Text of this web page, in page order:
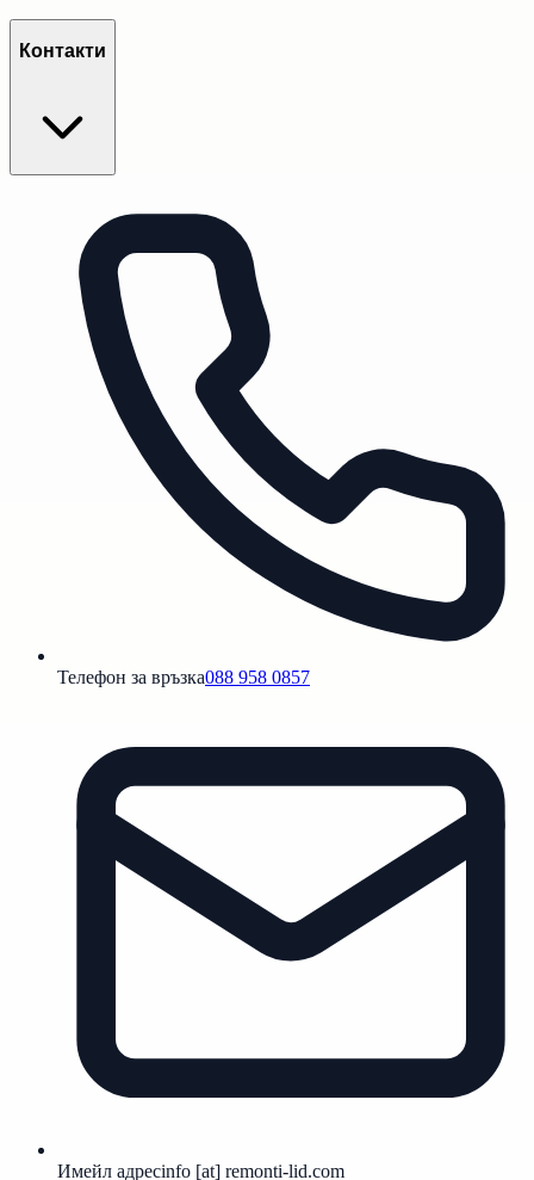
Контакти
Телефон за връзка088 958 0857
Имейл адресinfo [at] remonti-lid.com